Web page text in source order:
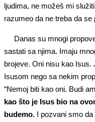
ljudima, ne možeš mi
razumeo da ne treba da
Danas su mnogi
sastati sa njima. Imaju
brojeve. Oni nisu kao Isus.
Isusom nego sa nekim
“Nemoj biti kao oni. Budi
kao što je Isus bio na
budemo. I pozvani smo